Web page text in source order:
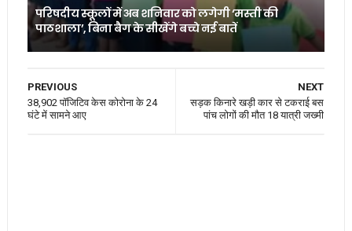
परिषदीय स्कूलों में अब शनिवार को लगेगी ‘मस्ती की
पाठशाला’, बिना बैग के सीखेंगे बच्चे नई बातें
NEXT
सड़क किनारे खड़ी कार से टकराई बस
पांच लोगों की मौत 18 यात्री जख्मी
PREVIOUS
38,902 पॉजिटिव केस कोरोना के 24
घंटे में सामने आए